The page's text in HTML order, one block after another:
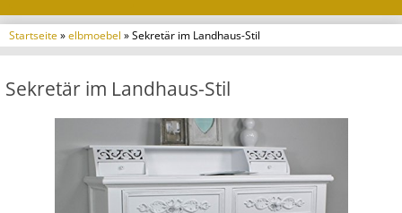
Startseite»elbmoebel » Sekretär im Landhaus-Stil
Sekretär im Landhaus-Stil